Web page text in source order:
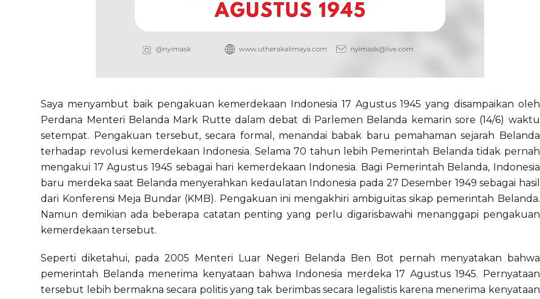
Saya menyambut baik pengakuan kemerdekaan Indonesia 17 Agustus 1945 yang disampaikan oleh
Perdana Menteri Belanda Mark Rutte dalam debat di Parlemen Belanda kemarin sore (14/6) waktu
setempat. Pengakuan tersebut, secara formal, menandai babak baru pemahaman sejarah Belanda
terhadap revolusi kemerdekaan Indonesia. Selama 70 tahun lebih Pemerintah Belanda tidak pernah
mengakui 17 Agustus 1945 sebagai hari kemerdekaan Indonesia. Bagi Pemerintah Belanda, Indonesia
baru merdeka saat Belanda menyerahkan kedaulatan Indonesia pada 27 Desember 1949 sebagai hasil
dari Konferensi Meja Bundar (KMB). Pengakuan ini mengakhiri ambiguitas sikap pemerintah Belanda.
Namun demikian ada beberapa catatan penting yang perlu digarisbawahi menanggapi pengakuan
kemerdekaan tersebut.
Seperti diketahui, pada 2005 Menteri Luar Negeri Belanda Ben Bot pernah menyatakan bahwa
pemerintah Belanda menerima kenyataan bahwa Indonesia merdeka 17 Agustus 1945. Pernyataan
tersebut lebih bermakna secara politis yang tak berimbas secara legalistis karena menerima kenyataan